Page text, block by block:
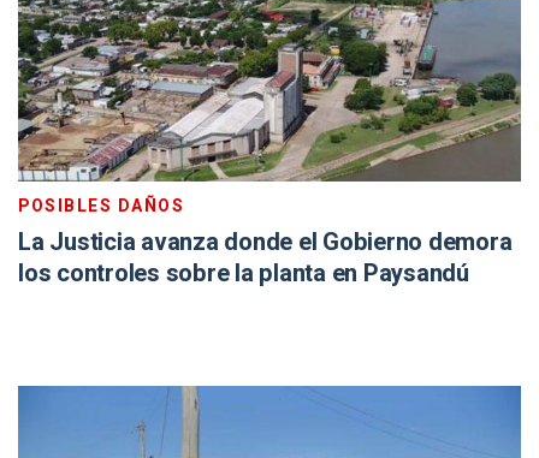
POSIBLES DAÑOS
La Justicia avanza donde el Gobierno demora
los controles sobre la planta en Paysandú